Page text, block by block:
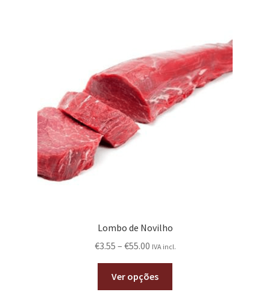
Lombo de Novilho
€3.55 – €55.00 IVA incl.
Ver opções